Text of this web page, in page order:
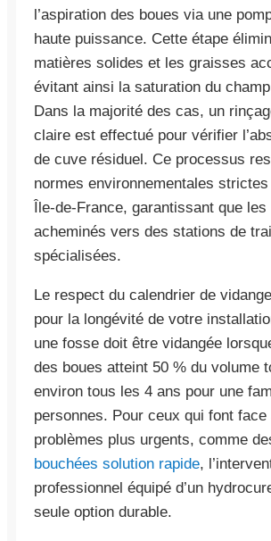
l’aspiration des boues via une
haute puissance. Cette étape
matières solides et les graisses
évitant ainsi la saturation du champ
Dans la majorité des cas, un
claire est effectué pour vérifier
de cuve résiduel. Ce processus
normes environnementales
Île-de-France, garantissant que
acheminés vers des stations de
spécialisées.
Le respect du calendrier de
pour la longévité de votre
une fosse doit être vidangée
des boues atteint 50 % du volume
environ tous les 4 ans pour une
personnes. Pour ceux qui font face
problèmes plus urgents, comme
bouchées solution rapide,
professionnel équipé d’un
seule option durable.